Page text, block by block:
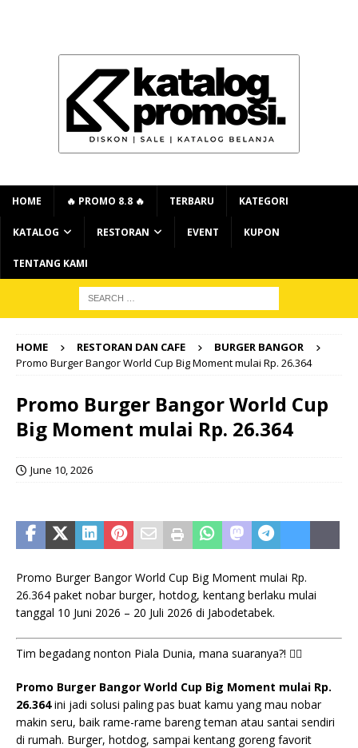
HOME 🔥 PROMO 8.8 🔥 TERBARU KATEGORI
KATALOG RESTORAN EVENT KUPON
TENTANG KAMI
HOME RESTORAN DAN CAFE
BURGER BANGOR
Promo Burger Bangor World Cup Big Moment mulai Rp. 26.364
Promo Burger Bangor World Cup
Big Moment mulai Rp. 26.364
June 10, 2026
Promo Burger Bangor World Cup Big Moment mulai Rp.
26.364 paket nobar burger, hotdog, kentang berlaku mulai
tanggal 10 Juni 2026 – 20 Juli 2026 di Jabodetabek.
Tim begadang nonton Piala Dunia, mana suaranya?! 🙋‍♂️
Promo Burger Bangor World Cup Big Moment mulai Rp.
26.364ini jadi solusi paling pas buat kamu yang mau nobar
makin seru, baik rame-rame bareng teman atau santai sendiri
di rumah. Burger, hotdog, sampai kentang goreng favorit